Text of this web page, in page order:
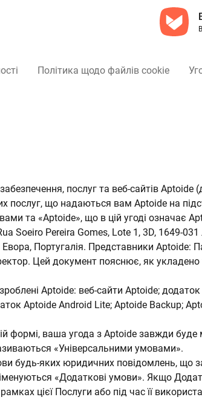
Політика щодо файлів cookie
послуг та веб-сайтів Aptoide
послуг, що надаються вам Aptoide на
та «Aptoide», що в цій угоді означає
Soeiro Pereira Gomes, Lote 1, 3D, 1649-
Португалія. Представники Aptoide:
Цей документ пояснює, як укладено
Aptoide: веб-сайти Aptoide;
Aptoide Android Lite; Aptoide Backup;
формі, ваша угода з Aptoide завжди буде
«Універсальними умовами».
будь-яких юридичних повідомлень, що
«Додаткові умови». Якщо
цієї Послуги або під час її